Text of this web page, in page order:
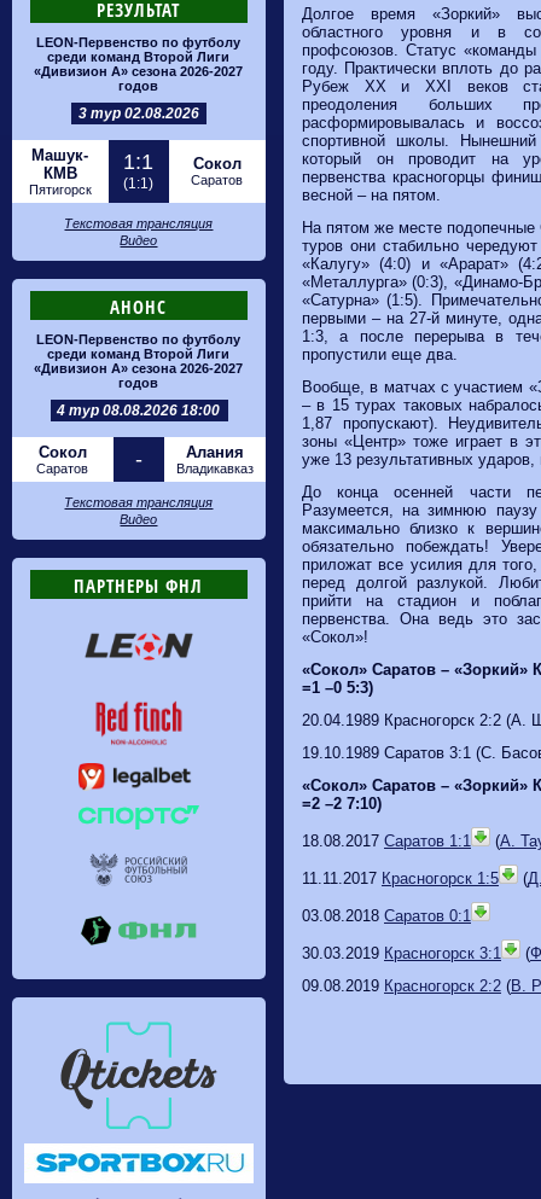
РЕЗУЛЬТАТ
LEON-Первенство по футболу
среди команд Второй Лиги
«Дивизион А» сезона 2026-2027
годов
3 тур 02.08.2026
Машук-
КМВ
Пятигорск
1:1
(1:1)
Сокол
Саратов
Текстовая трансляция
Видео
АНОНС
LEON-Первенство по футболу
среди команд Второй Лиги
«Дивизион А» сезона 2026-2027
годов
4 тур 08.08.2026 18:00
Сокол
Саратов - Алания
Владикавказ
Текстовая трансляция
Видео
ПАРТНЕРЫ ФНЛ
Долгое время «Зоркий»
областного уровня и в
профсоюзов. Статус
году. Практически вплоть до
Рубеж XX и XXI веков
преодоления больших
расформировывалась и
спортивной школы.
который он проводит на
первенства красногорцы
весной – на пятом.
На пятом же месте
туров они стабильно
«Калугу» (4:0) и «Арарат»
«Металлурга» (0:3), «Динамо-
«Сатурна» (1:5).
первыми – на 27-й минуте,
1:3, а после перерыва в
пропустили еще два.
Вообще, в матчах с участием
– в 15 турах таковых
1,87 пропускают).
зоны «Центр» тоже играет в
уже 13 результативных
До конца осенней части
Разумеется, на зимнюю
максимально близко к
обязательно побеждать!
приложат все усилия для
перед долгой разлукой.
прийти на стадион и
первенства. Она ведь это
«Сокол»!
«Сокол» Саратов – «Зоркий»
=1 –0 5:3)
20.04.1989 Красногорск 2:2 (А.
19.10.1989 Саратов 3:1 (С.
«Сокол» Саратов – «Зоркий»
=2 –2 7:10)
18.08.2017 Саратов 1:1 (А.
11.11.2017 Красногорск 1:5 (
03.08.2018 Саратов 0:1
30.03.2019 Красногорск 3:1 (
09.08.2019 Красногорск 2:2 (В.